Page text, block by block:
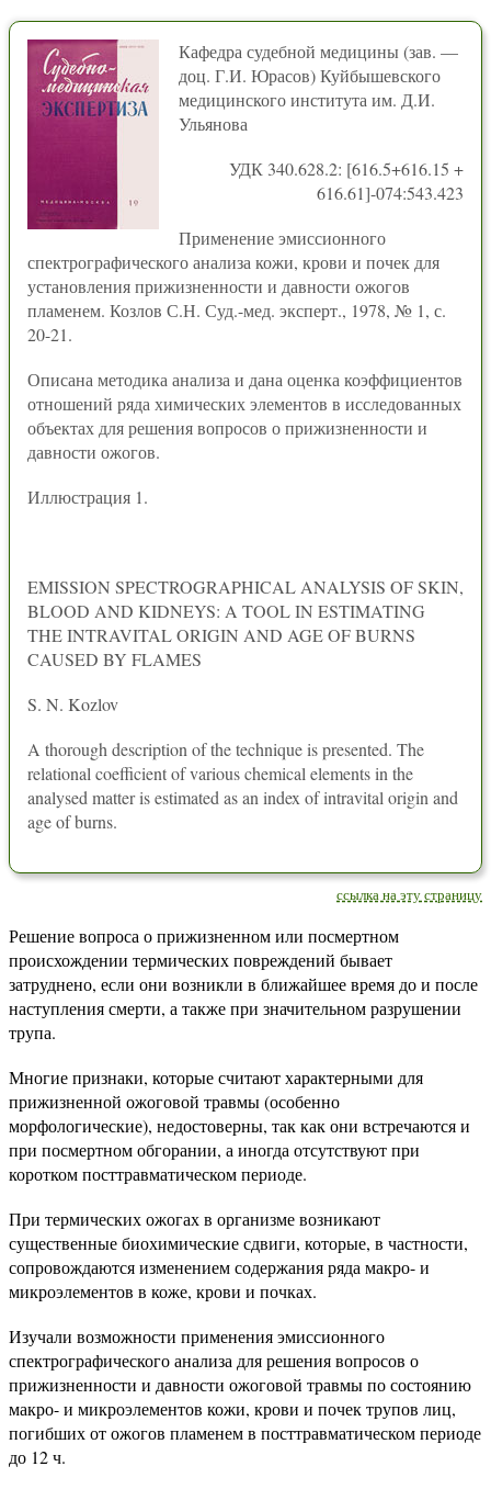
Кафедра судебной медицины (зав. —
доц. Г.И. Юрасов) Куйбышевского
медицинского института им. Д.И.
Ульянова
УДК 340.628.2: [616.5+616.15 +
616.61]-074:543.423
Применение эмиссионного
спектрографического анализа кожи, крови и почек для
установления прижизненности и давности ожогов
пламенем. Козлов С.Н. Суд.-мед. эксперт., 1978, № 1, с.
20-21.
Описана методика анализа и дана оценка коэффициентов
отношений ряда химических элементов в исследованных
объектах для решения вопросов о прижизненности и
давности ожогов.
Иллюстрация 1.
EMISSION SPECTROGRAPHICAL ANALYSIS OF SKIN,
BLOOD AND KIDNEYS: A TOOL IN ESTIMATING
THE INTRAVITAL ORIGIN AND AGE OF BURNS
CAUSED BY FLAMES
S. N. Kozlov
A thorough description of the technique is presented. The
relational coefficient of various chemical elements in the
analysed matter is estimated as an index of intravital origin and
age of burns.
ссылка на эту страницу
Решение вопроса о прижизненном или посмертном
происхождении термических повреждений бывает
затруднено, если они возникли в ближайшее время до и после
наступления смерти, а также при значительном разрушении
трупа.
Многие признаки, которые считают характерными для
прижизненной ожоговой травмы (особенно
морфологические), недостоверны, так как они встречаются и
при посмертном обгорании, а иногда отсутствуют при
коротком посттравматическом периоде.
При термических ожогах в организме возникают
существенные биохимические сдвиги, которые, в частности,
сопровождаются изменением содержания ряда макро- и
микроэлементов в коже, крови и почках.
Изучали возможности применения эмиссионного
спектрографического анализа для решения вопросов о
прижизненности и давности ожоговой травмы по состоянию
макро- и микроэлементов кожи, крови и почек трупов лиц,
погибших от ожогов пламенем в посттравматическом периоде
до 12 ч.